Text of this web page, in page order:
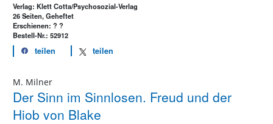
Verlag: Klett Cotta/Psychosozial-Verlag
26 Seiten, Geheftet
Erschienen: ? ?
Bestell-Nr.: 52912
teilen teilen
M. Milner
Der Sinn im Sinnlosen. Freud und der
Hiob von Blake